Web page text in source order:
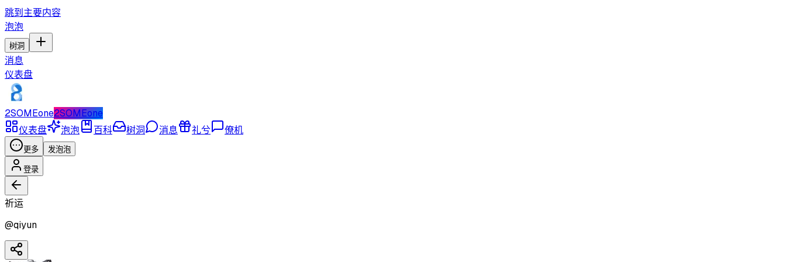
跳到主要内容
泡泡
树洞
消息
仪表盘
2SOMEone2SOMEone
仪表盘
泡泡 百科 树洞 消息 礼兮 僚机
更多 发泡泡
登录
祈运
@qiyun